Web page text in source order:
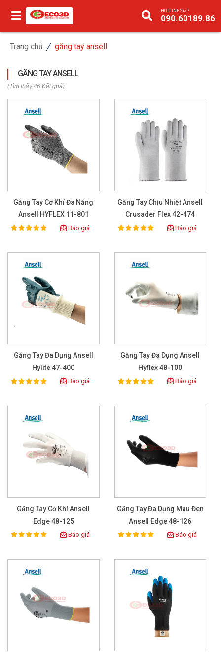
HOTLINE 24/7
090.60189.86
Trang chủ găng tay ansell
GĂNG TAY ANSELL
(Tìm thấy 46 Kết quả)
Găng Tay Cơ Khí Đa Năng
Ansell HYFLEX 11-801
Rating:
100% Báo giá
Găng Tay Chịu Nhiệt Ansell
Crusader Flex 42-474
Rating:
100% Báo giá
Găng Tay Đa Dụng Ansell
Hylite 47-400
Rating:
100% Báo giá
Găng Tay Đa Dụng Ansell
Hyflex 48-100
Rating:
100% Báo giá
Găng Tay Cơ Khí Ansell
Edge 48-125
Rating:
100% Báo giá
Găng Tay Đa Dụng Màu Đen
Ansell Edge 48-126
Rating:
100% Báo giá